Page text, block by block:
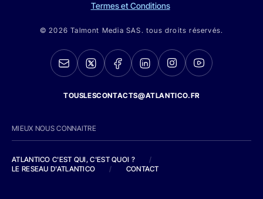
Termes et Conditions
© 2026 Talmont Media SAS. tous droits réservés.
TOUSLESCONTACTS@ATLANTICO.FR
MIEUX NOUS CONNAITRE
ATLANTICO C'EST QUI, C'EST QUOI ?
/
LE RESEAU D'ATLANTICO
/ CONTACT